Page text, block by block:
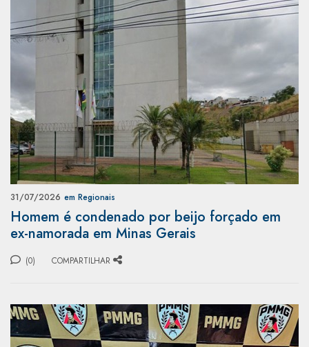
31/07/2026 em Regionais
Homem é condenado por beijo forçado em
ex-namorada em Minas Gerais
(0) COMPARTILHAR